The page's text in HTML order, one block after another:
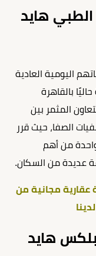
هايد
اليومية العادية
بالقاهرة
المثمر بين
الصفا، حيث قرر
من أهم
عديدة من السكان.
عقارية مجانية من
هايد